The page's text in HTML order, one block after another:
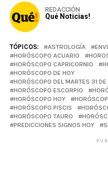
REDACCIÓN
Qué Noticias!
TÓPICOS: ASTROLOGÍA
HORÓSCOPO ACUARIO
HORÓSCOPO CAPRICORNIO
HORÓSCOPO DE HOY
HORÓSCOPO DEL MARTES 31
HORÓSCOPO ESCORPIO
HORÓSCOPO HOY
HORÓSCOPO PISCIS
HORÓSCOPO TAURO
PREDICCIONES SIGNOS HOY